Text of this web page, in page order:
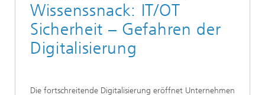
Wissenssnack: IT/OT
Sicherheit – Gefahren der
Digitalisierung
Die fortschreitende Digitalisierung eröffnet Unternehmen